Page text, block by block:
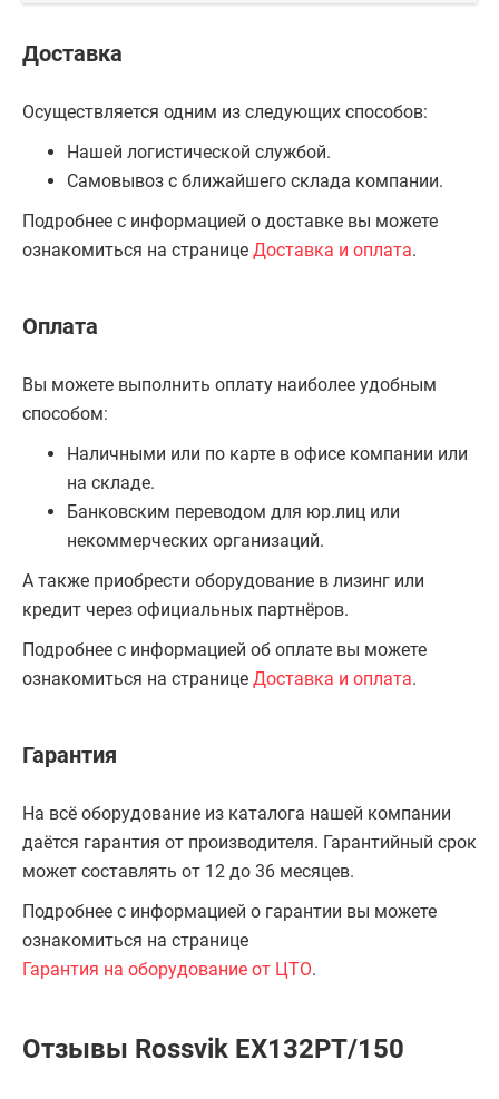
Доставка
Осуществляется одним из следующих способов:
Нашей логистической службой.
Самовывоз с ближайшего склада компании.
Подробнее с информацией о доставке вы можете
ознакомиться на странице Доставка и оплата.
Оплата
Вы можете выполнить оплату наиболее удобным
способом:
Наличными или по карте в офисе компании или
на складе.
Банковским переводом для юр.лиц или
некоммерческих организаций.
А также приобрести оборудование в лизинг или
кредит через официальных партнёров.
Подробнее с информацией об оплате вы можете
ознакомиться на странице Доставка и оплата.
Гарантия
На всё оборудование из каталога нашей компании
даётся гарантия от производителя. Гарантийный срок
может составлять от 12 до 36 месяцев.
Подробнее с информацией о гарантии вы можете
ознакомиться на странице
Гарантия на оборудование от ЦТО.
Отзывы Rossvik EX132PT/150